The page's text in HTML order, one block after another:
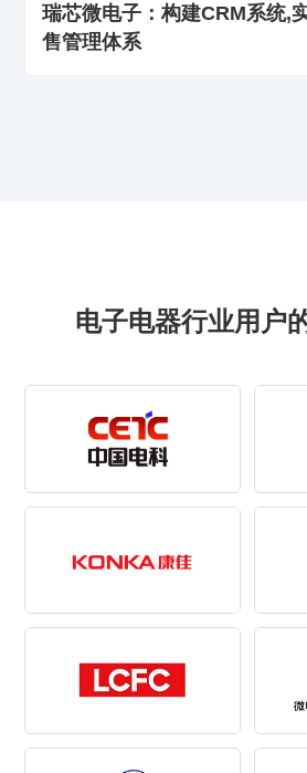
瑞芯微电子：构建CRM系统,
售管理体系
电子电器行业用户